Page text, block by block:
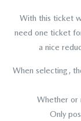
With this ticket
need one ticket
a nice
When selecting,
Whether or
Only